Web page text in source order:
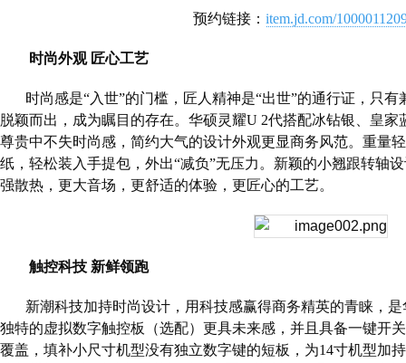
预约链接：item.jd.com/
时尚外观 匠心工艺
时尚感是“入世”的门槛，匠人精神是“出世”的通行证，只
脱颖而出，成为瞩目的存在。华硕灵耀U 2代搭配冰钻银、皇家
尊贵中不失时尚感，简约大气的设计外观更显商务风范。重量
纸，轻松装入手提包，外出“减负”无压力。新颖的小翘跟转轴
强散热，更大音场，更舒适的体验，更匠心的工艺。
触控科技 新鲜领跑
新潮科技加持时尚设计，用科技感赢得商务精英的青睐，
独特的虚拟数字触控板（选配）更具未来感，并且具备一键开
覆盖，填补小尺寸机型没有独立数字键的短板，为14寸机型加